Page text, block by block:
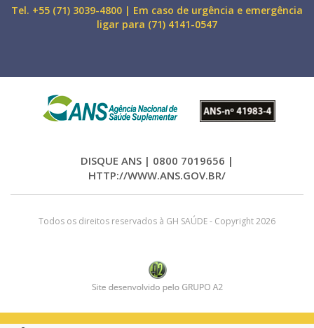
Tel. +55 (71) 3039-4800 | Em caso de urgência e emergência
ligar para (71) 4141-0547
DISQUE ANS | 0800 7019656 |
HTTP://WWW.ANS.GOV.BR/
Todos os direitos reservados à GH SAÚDE - Copyright 2026